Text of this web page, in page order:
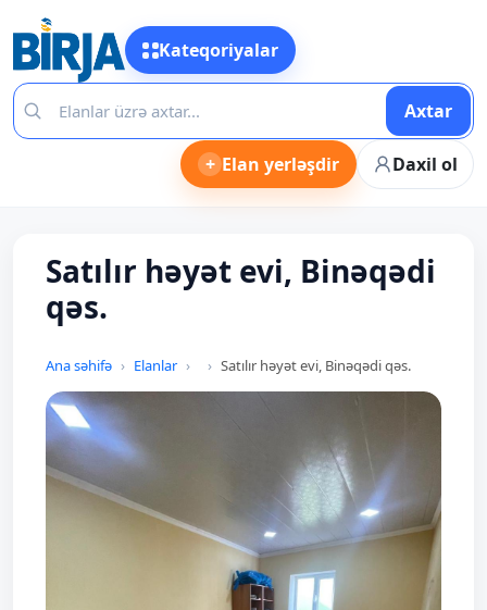
Kateqoriyalar
Axtar
+ Elan yerləşdir Daxil ol
Satılır həyət evi, Binəqədi
qəs.
Ana səhifə Elanlar Satılır həyət evi, Binəqədi qəs.